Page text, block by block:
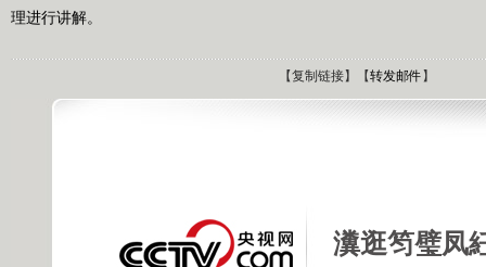
理进行讲解。
【复制链接】【转发邮件 】
瀵逛笉璧凤